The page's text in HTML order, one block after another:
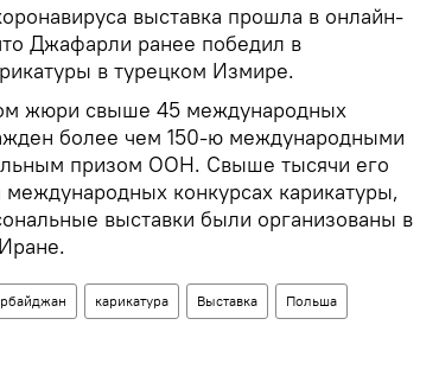
выставка прошла в онлайн-
Джафарли ранее победил в
в турецком Измире.
жюри свыше 45 международных
более чем 150-ю международными
призом ООН. Свыше тысячи его
конкурсах карикатуры,
выставки были организованы в
карикатура Выставка Польша